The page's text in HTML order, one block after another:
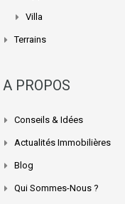
Villa
Terrains
A PROPOS
Conseils & Idées
Actualités Immobilières
Blog
Qui Sommes-Nous ?